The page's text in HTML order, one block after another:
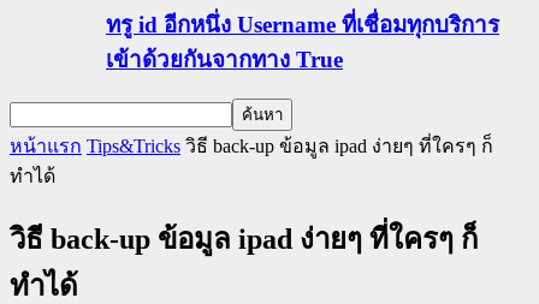
ทรู id อีกหนึ่ง Username ที่เชื่อมทุกบริการ
เข้าด้วยกันจากทาง True
หน้าแรก Tips&Tricks วิธี back-up ข้อมูล ipad ง่ายๆ ที่ใครๆ ก็
ทำได้
วิธี back-up ข้อมูล ipad ง่ายๆ ที่ใครๆ ก็
ทำได้